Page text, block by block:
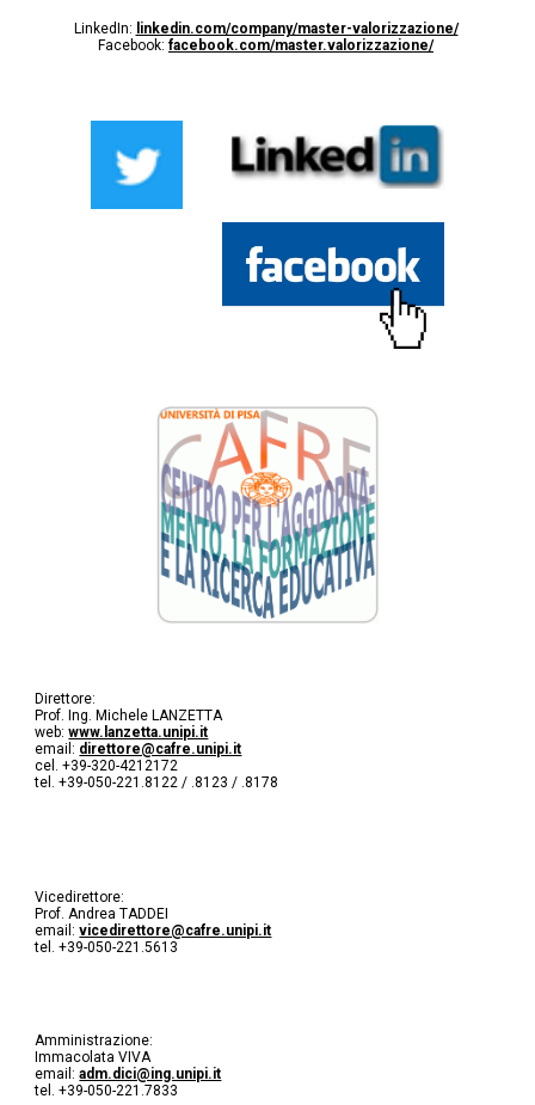
LinkedIn: linkedin.com/company/master-valorizzazione/
Facebook: facebook.com/master.valorizzazione/
Direttore:
Prof. Ing. Michele LANZETTA
web:www.lanzetta.unipi.it
email: direttore@cafre.unipi.it
cel. +39-320-4212172
tel. +39-050-221.8122 / .8123 / .8178
Vicedirettore:
Prof. Andrea TADDEI
email:vicedirettore@cafre.unipi.it
tel. +39-050-221.5613
Amministrazione:
Immacolata VIVA
email:adm.dici@ing.unipi.it
tel. +39-050-221.7833